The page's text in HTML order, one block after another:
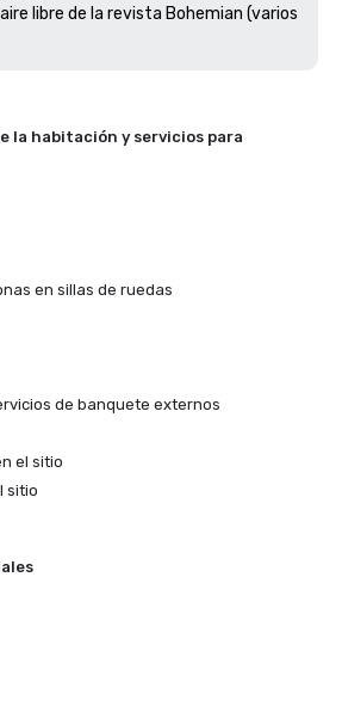
libre de la revista Bohemian (varios
la habitación y servicios para
en sillas de ruedas
de banquete externos
el sitio
sitio